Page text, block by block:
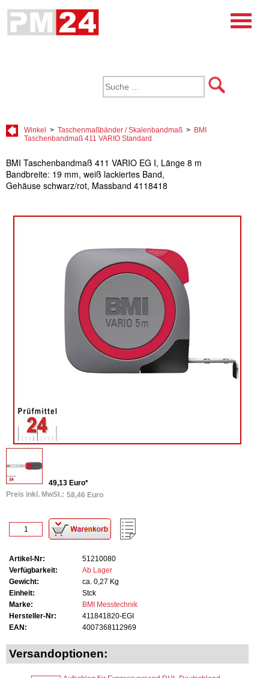
Winkel > Taschenmaßbänder / Skalenbandmaß > BMI
Taschenbandmaß 411 VARIO Standard
BMI Taschenbandmaß 411 VARIO EG I, Länge 8 m
Bandbreite: 19 mm, weiß lackiertes Band,
Gehäuse schwarz/rot, Massband 4118418
49,13 Euro*
Preis inkl. MwSt.: 58,46 Euro
Artikel-Nr:
51210080
Verfügbarkeit:
Ab Lager
Gewicht:
ca. 0,27 Kg
Einheit:
Stck
Marke:
BMI Messtechnik
Hersteller-Nr:
411841820-EGI
EAN:
4007368112969
Versandoptionen: